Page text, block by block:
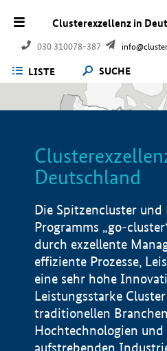
Clusterexzellenz in
030 310078-387
LISTE SUCHE
Deutschland
Die Spitzencluster
Programms „go-
durch exzellente
effiziente Prozesse,
eine sehr hohe
Leistungsstarke
traditionellen
Hochtechnologien und
aufstrebenden